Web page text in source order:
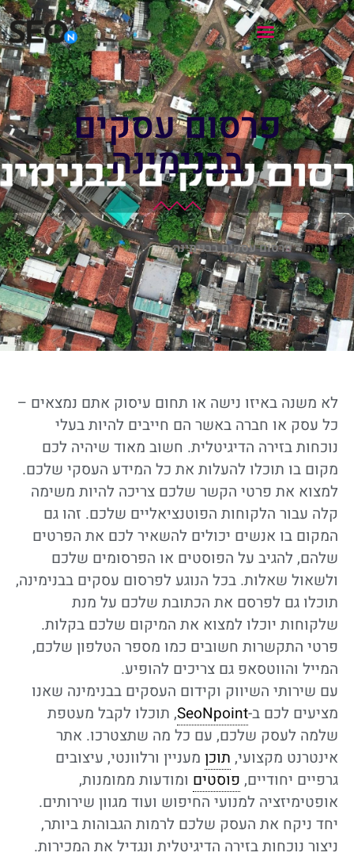
פרסום עסקים
בבנימינה
דף הבית>פרסום עסקים בבנימינה
לא משנה באיזו נישה או תחום עיסוק אתם נמצאים –
כל עסק או חברה באשר הם חייבים להיות בעלי
נוכחות בזירה הדיגיטלית. חשוב מאוד שיהיה לכם
מקום בו תוכלו להעלות את כל המידע העסקי שלכם.
למצוא את פרטי הקשר שלכם צריכה להיות משימה
קלה עבור הלקוחות הפוטנציאליים שלכם. זהו גם
המקום בו אנשים יכולים להשאיר לכם את הפרטים
שלהם, להגיב על הפוסטים או הפרסומים שלכם
ולשאול שאלות. בכל הנוגע לפרסום עסקים בבנימינה,
תוכלו גם לפרסם את הכתובת שלכם על מנת
שלקוחות יוכלו למצוא את המיקום שלכם בקלות.
פרטי התקשרות חשובים כמו מספר הטלפון שלכם,
המייל והווטסאפ גם צריכים להופיע.
עם שירותי השיווק וקידום העסקים בבנימינה שאנו
מציעים לכם ב-SeoNpoint, תוכלו לקבל מעטפת
שלמה לעסק שלכם, עם כל מה שתצטרכו. אתר
אינטרנט מקצועי, תוכן מעניין ורלוונטי, עיצובים
גרפיים יחודיים, פוסטים ומודעות ממומנות,
אופטימיזציה למנועי החיפוש ועוד מגוון שירותים.
יחד ניקח את העסק שלכם לרמות הגבוהות ביותר,
ניצור נוכחות בזירה הדיגיטלית ונגדיל את המכירות.